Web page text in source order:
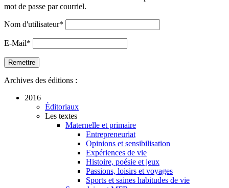
mot de passe par courriel.
Nom d'utilisateur*
E-Mail*
Archives des éditions :
2016
Éditoriaux
Les textes
Maternelle et primaire
Entrepreneuriat
Opinions et sensibilisation
Expériences de vie
Histoire, poésie et jeux
Passions, loisirs et voyages
Sports et saines habitudes de vie